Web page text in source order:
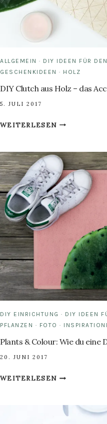
ALLGEMEIN · DIY IDEEN FÜR
GESCHENKIDEEN · HOLZ
DIY Clutch aus Holz – das
5. JULI 2017
WEITERLESENDIY
HOLZ
–
DAS
ACCESSOIRE
FÜR
DEN
DIY EINRICHTUNG · DIY IDEEN
PFLANZEN · FOTO ·
Plants & Colour: Wie du
20. JUNI 2017
WEITERLESENPLANTS
WIE